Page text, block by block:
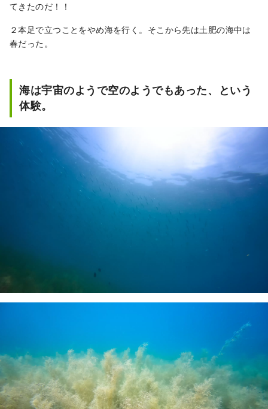
てきたのだ！！
２本足で立つことをやめ海を行く。そこから先は土肥の海中は
春だった。
海は宇宙のようで空のようでもあった、という
体験。